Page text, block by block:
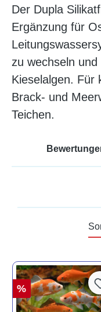
Der Dupla
Ergänzung für
zu wechseln
Kieselalgen. Für
Brack- und
Teichen.
%